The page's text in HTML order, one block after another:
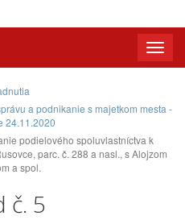
Toggle
a podnikanie s majetkom mesta -
24.11.2020
podielového spoluvlastníctva k
parc. č. 288 a nasl., s Alojzom
a spol.
č. 5